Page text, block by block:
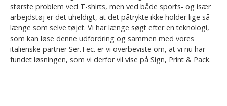
største problem ved T-shirts, men ved både sports- og især
arbejdstøj er det uheldigt, at det påtrykte ikke holder lige så
længe som selve tøjet. Vi har længe søgt efter en teknologi,
som kan løse denne udfordring og sammen med vores
italienske partner Ser.Tec. er vi overbeviste om, at vi nu har
fundet løsningen, som vi derfor vil vise på Sign, Print & Pack.